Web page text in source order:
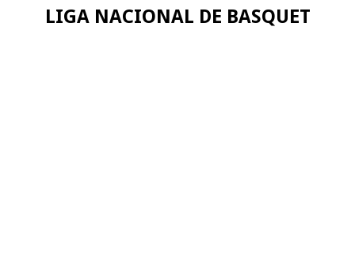
LIGA NACIONAL DE BASQUET